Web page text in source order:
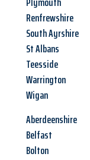
Renfrewshire
South Ayrshire
St Albans
Teesside
Warrington
Wigan
Aberdeenshire
Belfast
Bolton